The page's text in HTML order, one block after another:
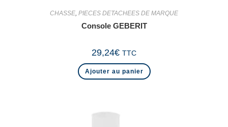
CHASSE, PIECES DETACHEES DE MARQUE
Console GEBERIT
29,24€ TTC
Ajouter au panier